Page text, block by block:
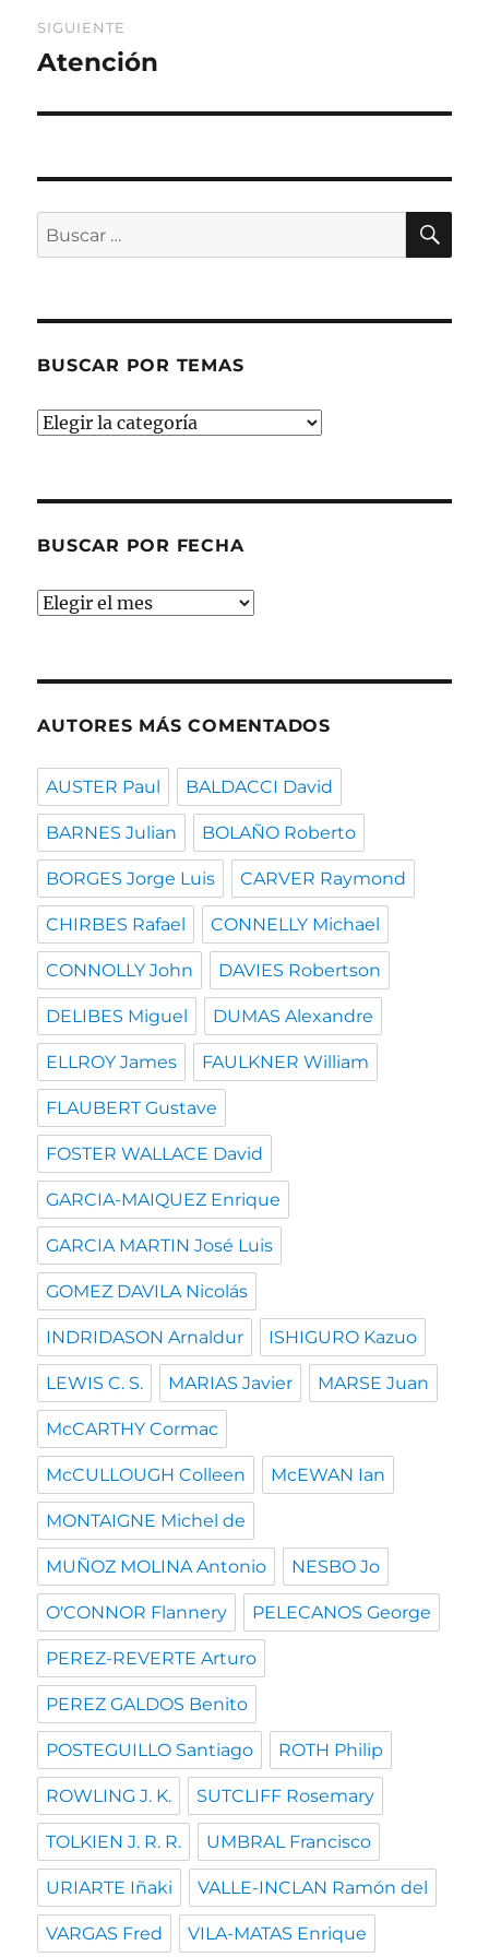
SIGUIENTE
Entrada
Atención
Buscar
por:
BUSCAR POR TEMAS
Buscar
BUSCAR POR FECHA
Buscar
AUTORES MÁS COMENTADOS
AUSTER Paul BALDACCI David
BARNES Julian BOLAÑO Roberto
BORGES Jorge Luis CARVER Raymond
CHIRBES Rafael CONNELLY Michael
CONNOLLY John DAVIES Robertson
DELIBES Miguel DUMAS Alexandre
ELLROY James FAULKNER William
FLAUBERT Gustave
FOSTER WALLACE David
GARCIA-MAIQUEZ Enrique
GARCIA MARTIN José Luis
GOMEZ DAVILA Nicolás
INDRIDASON Arnaldur ISHIGURO Kazuo
LEWIS C. S. MARIAS Javier MARSE Juan
McCARTHY Cormac
McCULLOUGH Colleen McEWAN Ian
MONTAIGNE Michel de
MUÑOZ MOLINA Antonio NESBO Jo
O'CONNOR Flannery PELECANOS George
PEREZ-REVERTE Arturo
PEREZ GALDOS Benito
POSTEGUILLO Santiago ROTH Philip
ROWLING J. K. SUTCLIFF Rosemary
TOLKIEN J. R. R. UMBRAL Francisco
URIARTE Iñaki VALLE-INCLAN Ramón del
VARGAS Fred VILA-MATAS Enrique